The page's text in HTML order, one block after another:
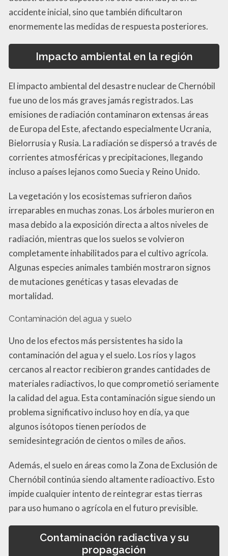
accidente inicial, sino que también dificultaron
enormemente las medidas de respuesta posteriores.
Impacto ambiental en la región
El impacto ambiental del desastre nuclear de Chernóbil
fue uno de los más graves jamás registrados. Las
emisiones de radiación contaminaron extensas áreas
de Europa del Este, afectando especialmente Ucrania,
Bielorrusia y Rusia. La radiación se dispersó a través de
corrientes atmosféricas y precipitaciones, llegando
incluso a países lejanos como Suecia y Reino Unido.
La vegetación y los ecosistemas sufrieron daños
irreparables en muchas zonas. Los árboles murieron en
masa debido a la exposición directa a altos niveles de
radiación, mientras que los suelos se volvieron
completamente inhabilitados para el cultivo agrícola.
Algunas especies animales también mostraron signos
de mutaciones genéticas y tasas elevadas de
mortalidad.
Contaminación del agua y suelo
Uno de los efectos más persistentes ha sido la
contaminación del agua y el suelo. Los ríos y lagos
cercanos al reactor recibieron grandes cantidades de
materiales radiactivos, lo que comprometió seriamente
la calidad del agua. Esta contaminación sigue siendo un
problema significativo incluso hoy en día, ya que
algunos isótopos tienen períodos de
semidesintegración de cientos o miles de años.
Además, el suelo en áreas como la Zona de Exclusión de
Chernóbil continúa siendo altamente radioactivo. Esto
impide cualquier intento de reintegrar estas tierras
para uso humano o agrícola en el futuro previsible.
Contaminación radiactiva y su
propagación